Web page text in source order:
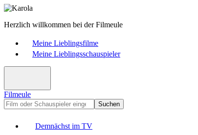
Herzlich willkommen bei der Filmeule
Meine Lieblingsfilme
Meine Lieblingsschauspieler
Filmeule
Suchen
Demnächst im TV